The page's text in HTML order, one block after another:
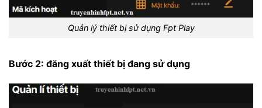
Quản lý thiết bị sử dụng Fpt Play
Bước 2: đăng xuất thiết bị đang sử dụng